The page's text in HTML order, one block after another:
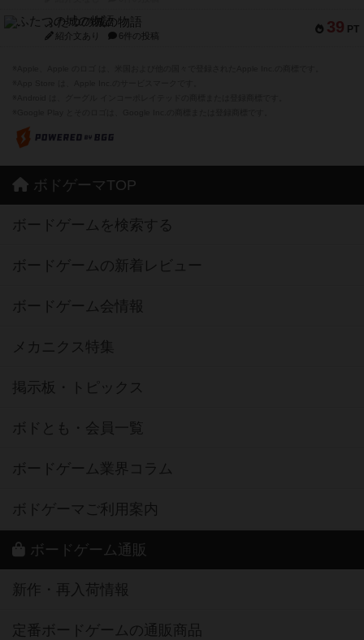
39 PT
ふたつの城の物語
紹介文あり 6件の投稿
ボドゲーマTOP
ボードゲームを検索する
ボードゲームの新着レビュー
ボードゲーム会情報
メカニクス特集
掲示板・トピックス
ボドとも・会員一覧
ボードゲーム業界コラム
ボドゲーマご利用案内
ボードゲーム通販
新作・再入荷情報
定番ボードゲームの通販商品